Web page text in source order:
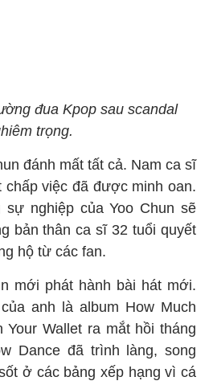
đua Kpop sau scandal
trọng.
đánh mất tất cả. Nam ca sĩ
chấp việc đã được minh oan.
nghiệp của Yoo Chun sẽ
bản thân ca sĩ 32 tuổi quyết
hộ từ các fan.
mới phát hành bài hát mới.
anh là album How Much
Your Wallet ra mắt hồi tháng
Dance đã trình làng, song
ở các bảng xếp hạng vì cá